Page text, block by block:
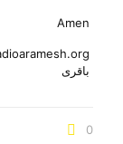
Amen
باقری
0